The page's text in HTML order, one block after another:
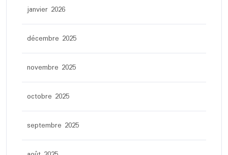
janvier 2026
décembre 2025
novembre 2025
octobre 2025
septembre 2025